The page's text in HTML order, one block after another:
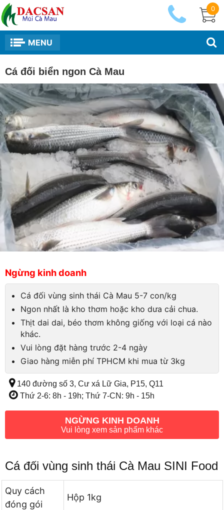
0
MENU
Cá đối biển ngon Cà Mau
Ngừng kinh doanh
Cá đối vùng sinh thái Cà Mau 5-7 con/kg
Ngon nhất là kho thơm hoặc kho dưa cải chua.
Thịt dai dai, béo thơm không giống với loại cá nào
khác.
Vui lòng đặt hàng trước 2-4 ngày
Giao hàng miễn phí TPHCM khi mua từ 3kg
140 đường số 3, Cư xá Lữ Gia, P15, Q11
Thứ 2-6: 8h - 19h; Thứ 7-CN: 9h - 15h
NGỪNG KINH DOANH
Vui lòng xem sản phẩm khác
Cá đối vùng sinh thái Cà Mau SINI Food
Quy cách
đóng gói
Hộp 1kg